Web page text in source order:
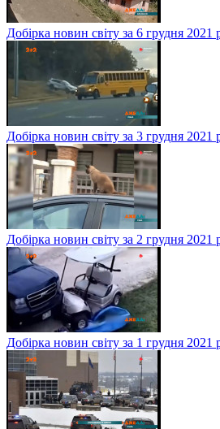
Добірка новин світу за 6 грудня 2021
Добірка новин світу за 3 грудня 2021
Добірка новин світу за 2 грудня 2021
Добірка новин світу за 1 грудня 2021